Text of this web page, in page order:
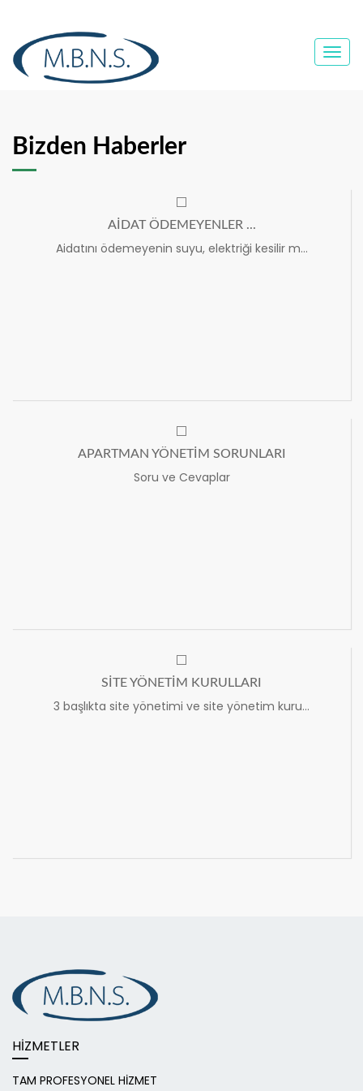
Bizden Haberler
AİDAT ÖDEMEYENLER ...
Aidatını ödemeyenin suyu, elektriği kesilir m...
APARTMAN YÖNETİM SORUNLARI
Soru ve Cevaplar
SİTE YÖNETİM KURULLARI
3 başlıkta site yönetimi ve site yönetim kuru...
HİZMETLER
TAM PROFESYONEL HİZMET